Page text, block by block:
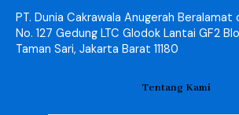
PT. Dunia Cakrawala Anugerah Beralamat
No. 127 Gedung LTC Glodok Lantai GF2
Taman Sari, Jakarta Barat 11180
Tentang Kami